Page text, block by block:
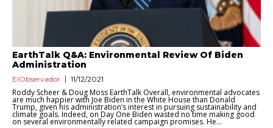
EarthTalk Q&A: Environmental Review Of Biden
Administration
ElObservador 11/12/2021
Roddy Scheer & Doug Moss EarthTalk Overall, environmental advocates
are much happier with Joe Biden in the White House than Donald
Trump, given his administration’s interest in pursuing sustainability and
climate goals. Indeed, on Day One Biden wasted no time making good
on several environmentally related campaign promises. He...